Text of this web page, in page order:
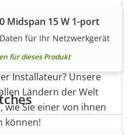
Midspan 15 W 1-port
für Ihr Netzwerkgerät
für dieses Produkt
Distributor,
Installateur? Unsere
Ländern der Welt
wie Sie einer von ihnen
können!